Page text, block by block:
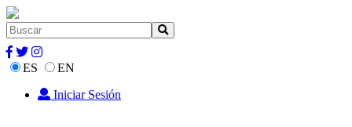
ES
EN
Iniciar Sesión